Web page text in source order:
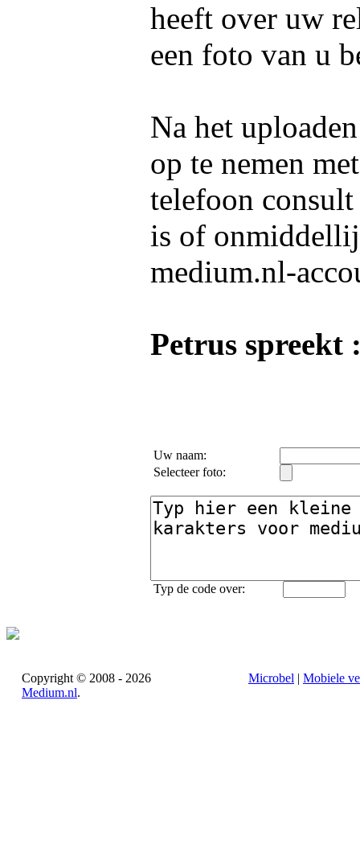
heeft over uw
een foto van u
Na het
op te nemen
telefoon
is of
medium.nl-
Petrus spreekt
Uw naam:
Selecteer foto:
Typ de code over:
Copyright © 2008 - 2026
Medium.nl.
Microbel | Mobiele